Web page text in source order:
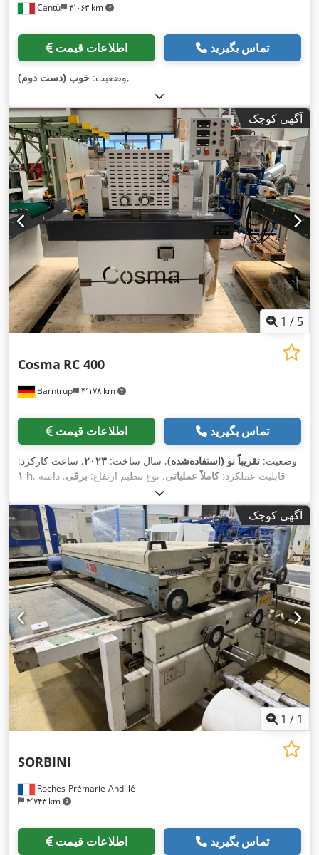
Cantù ۴٬۰۶۳ km
اطلاعات قیمت تماس بگیرید
وضعیت: خوب (دست دوم) ,
آگهی کوچک
1 / 5
Barntrup ۴٬۱۷۸ km
Cosma RC 400
اطلاعات قیمت تماس بگیرید
وضعیت: تقریباً نو (استفاده‌شده), سال ساخت: ۲۰۲۳, ساعت کارکرد:
۱ h
, قابلیت عملکرد:کاملاً عملیاتی, نوع تنظیم ارتفاع: برقی, دامنه
۴۰۰ میلی‌متر
آگهی کوچک
1 / 1
Roches-Prémarie-Andillé
۴٬۷۴۳ km
SORBINI
اطلاعات قیمت تماس بگیرید